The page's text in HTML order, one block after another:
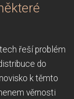
řeší problém
do
k těmto
věrnosti